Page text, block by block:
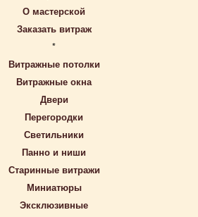
О мастерской
Заказать витраж
*
Витражные потолки
Витражные окна
Двери
Перегородки
Светильники
Панно и ниши
Старинные витражи
Миниатюры
Эксклюзивные